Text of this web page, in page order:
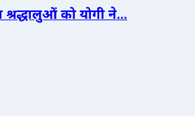
श्रद्धालुओं को योगी ने...